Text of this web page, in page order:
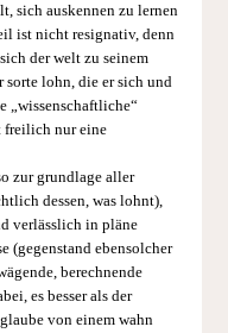
sich auskennen zu lernen
ist nicht resignativ, denn
der welt zu seinem
sorte lohn, die er sich und
„wissenschaftliche“
freilich nur eine
zur grundlage aller
dessen, was lohnt),
verlässlich in pläne
(gegenstand ebensolcher
berechnende
es besser als der
von einem wahn